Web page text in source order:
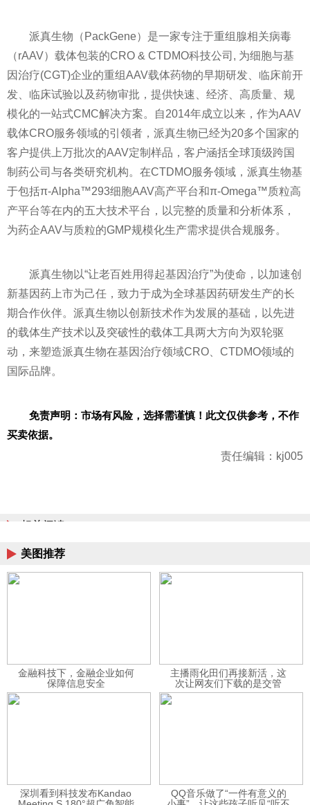
派真生物（PackGene）是一家专注于重组腺相关病毒
（rAAV）载体包装的CRO & CTDMO科技公司, 为细胞与基
因治疗(CGT)企业的重组AAV载体药物的早期研发、临床前开
发、临床试验以及药物审批，提供快速、经济、高质量、规
模化的一站式CMC解决方案。自2014年成立以来，作为AAV
载体CRO服务领域的引领者，派真生物已经为20多个国家的
客户提供上万批次的AAV定制样品，客户涵括全球顶级跨国
制药公司与各类研究机构。在CTDMO服务领域，派真生物基
于包括π-Alpha™293细胞AAV高产平台和π-Omega™质粒高
产平台等在内的五大技术平台，以完整的质量和分析体系，
为药企AAV与质粒的GMP规模化生产需求提供合规服务。
派真生物以“让老百姓用得起基因治疗”为使命，以加速创
新基因药上市为己任，致力于成为全球基因药研发生产的长
期合作伙伴。派真生物以创新技术作为发展的基础，以先进
的载体生产技术以及突破性的载体工具两大方向为双轮驱
动，来塑造派真生物在基因治疗领域CRO、CTDMO领域的
国际品牌。
免责声明：市场有风险，选择需谨慎！此文仅供参考，不作
买卖依据。
责任编辑：kj005
相关阅读
美图推荐
金融科技下，金融企业如何
保障信息安全
主播雨化田们再接新活，这
次让网友们下载的是交管
12123APP
深圳看到科技发布Kandao
QQ音乐做了“一件有意义的